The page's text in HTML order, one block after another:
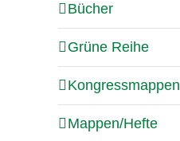
Bücher
Grüne Reihe
Kongressmappen
Mappen/Hefte